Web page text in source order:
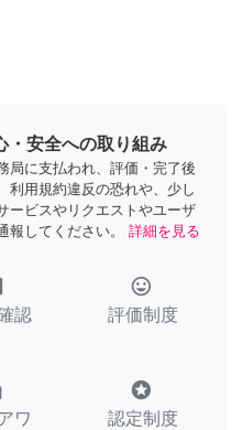
・安全への取り組み
局に支払われ、評価・完了後
利用規約違反の恐れや、少し
ービスやリクエストやユーザ
報してください。
詳細を見る
認
tag_faces
評価制度
ワ
stars
認定制度